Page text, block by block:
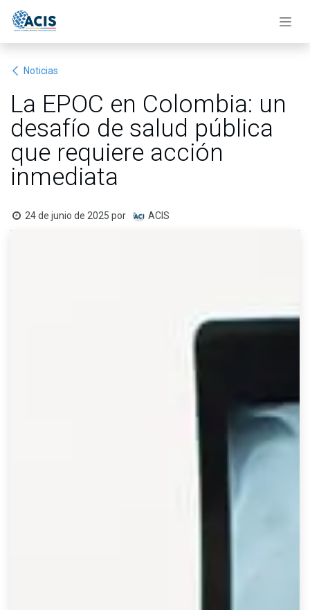
Noticias
La EPOC en Colombia: un
desafío de salud pública
que requiere acción
inmediata
24 de junio de 2025 por ACIS